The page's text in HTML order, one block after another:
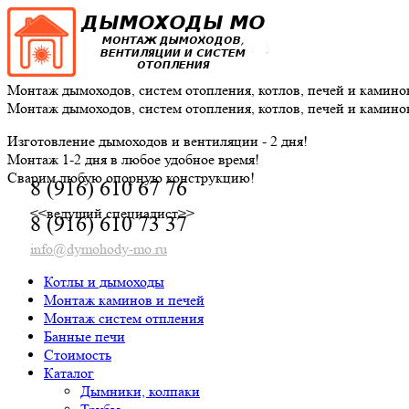
Skip
to
content
Монтаж дымоходов, систем отопления, котлов, печей и
Монтаж дымоходов, систем отопления, котлов, печей и
Изготовление дымоходов и вентиляции - 2 дня!
Монтаж 1-2 дня в любое удобное время!
Сварим любую опорную конструкцию!
8 (916) 610 67 76
<<ведущий специалист>>
8 (916) 610 73 37
info@dymohody-mo.ru
Котлы и дымоходы
Монтаж каминов и печей
Монтаж систем отпления
Банные печи
Стоимость
Каталог
Дымники, колпаки